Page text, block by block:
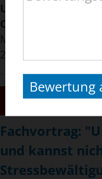
Uhrzeit:
16:00 Uhr -
Ort:
Merianplatz 4,
2. Ebene
SEP2026
Fachvortrag:
und kannst
Bewertung